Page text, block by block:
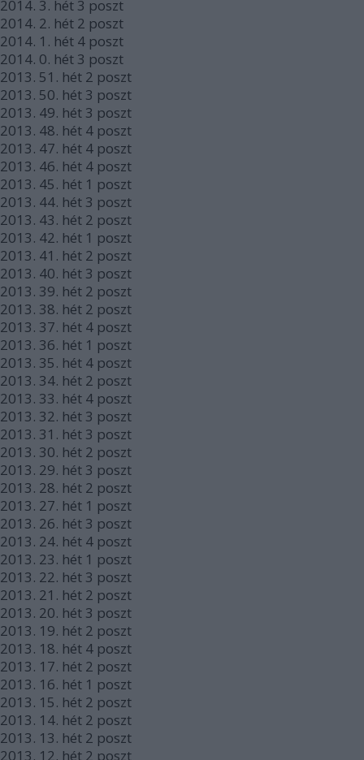
2014. 3. hét 3 poszt
2014. 2. hét 2 poszt
2014. 1. hét 4 poszt
2014. 0. hét 3 poszt
2013. 51. hét 2 poszt
2013. 50. hét 3 poszt
2013. 49. hét 3 poszt
2013. 48. hét 4 poszt
2013. 47. hét 4 poszt
2013. 46. hét 4 poszt
2013. 45. hét 1 poszt
2013. 44. hét 3 poszt
2013. 43. hét 2 poszt
2013. 42. hét 1 poszt
2013. 41. hét 2 poszt
2013. 40. hét 3 poszt
2013. 39. hét 2 poszt
2013. 38. hét 2 poszt
2013. 37. hét 4 poszt
2013. 36. hét 1 poszt
2013. 35. hét 4 poszt
2013. 34. hét 2 poszt
2013. 33. hét 4 poszt
2013. 32. hét 3 poszt
2013. 31. hét 3 poszt
2013. 30. hét 2 poszt
2013. 29. hét 3 poszt
2013. 28. hét 2 poszt
2013. 27. hét 1 poszt
2013. 26. hét 3 poszt
2013. 24. hét 4 poszt
2013. 23. hét 1 poszt
2013. 22. hét 3 poszt
2013. 21. hét 2 poszt
2013. 20. hét 3 poszt
2013. 19. hét 2 poszt
2013. 18. hét 4 poszt
2013. 17. hét 2 poszt
2013. 16. hét 1 poszt
2013. 15. hét 2 poszt
2013. 14. hét 2 poszt
2013. 13. hét 2 poszt
2013. 12. hét 2 poszt